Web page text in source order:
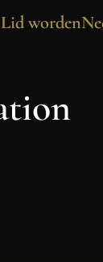
Lid worden